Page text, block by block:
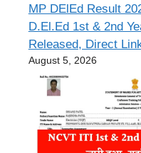
MP DElEd Result
D.El.Ed 1st & 2nd
Released, Direct
August 5, 2026